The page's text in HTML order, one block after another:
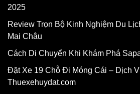
2025
Review Trọn Bộ Kinh Nghiệm Du
Mai Châu
Cách Di Chuyển Khi Khám Phá
Đặt Xe 19 Chỗ Đi Móng Cái – Dịch
Thuexehuydat.com